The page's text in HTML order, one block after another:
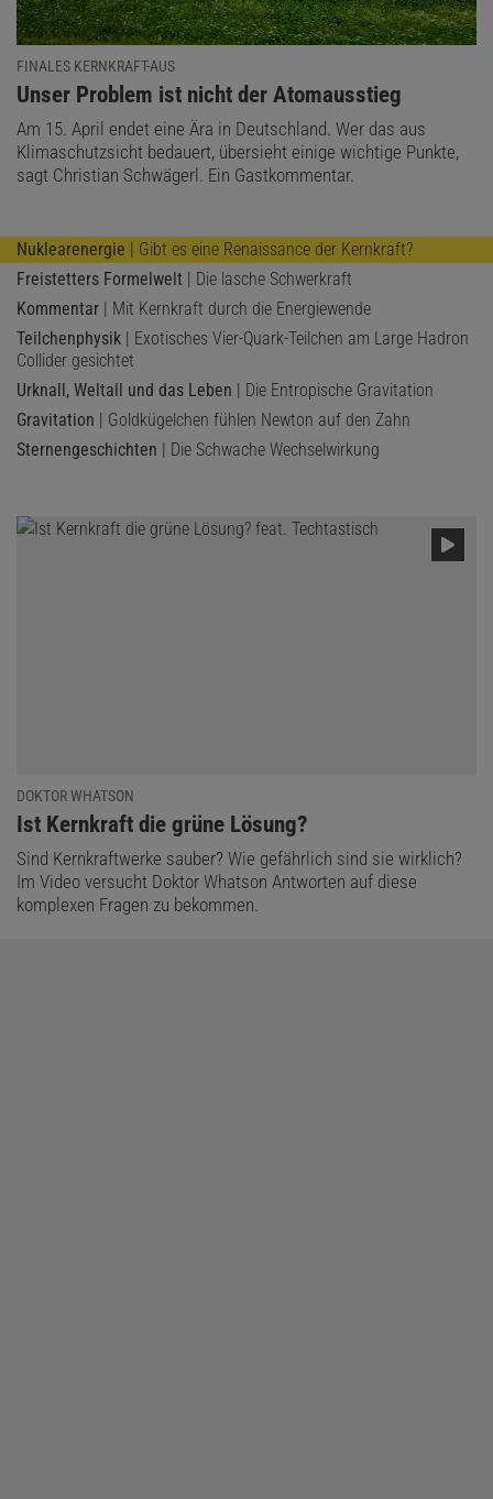
FINALES KERNKRAFT-AUS
:
Unser Problem ist nicht der Atomausstieg
Am 15. April endet eine Ära in Deutschland. Wer das aus
Klimaschutzsicht bedauert, übersieht einige wichtige Punkte,
sagt Christian Schwägerl. Ein Gastkommentar.
Nuklearenergie | Gibt es eine Renaissance der Kernkraft?
Freistetters Formelwelt | Die lasche Schwerkraft
Kommentar | Mit Kernkraft durch die Energiewende
Teilchenphysik | Exotisches Vier-Quark-Teilchen am Large Hadron
Collider gesichtet
Urknall, Weltall und das Leben | Die Entropische Gravitation
Gravitation | Goldkügelchen fühlen Newton auf den Zahn
Sternengeschichten | Die Schwache Wechselwirkung
DOKTOR WHATSON
:Ist Kernkraft die grüne Lösung?
Sind Kernkraftwerke sauber? Wie gefährlich sind sie wirklich?
Im Video versucht Doktor Whatson Antworten auf diese
komplexen Fragen zu bekommen.